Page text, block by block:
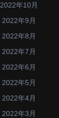
2022年10月
2022年9月
2022年8月
2022年7月
2022年6月
2022年5月
2022年4月
2022年3月